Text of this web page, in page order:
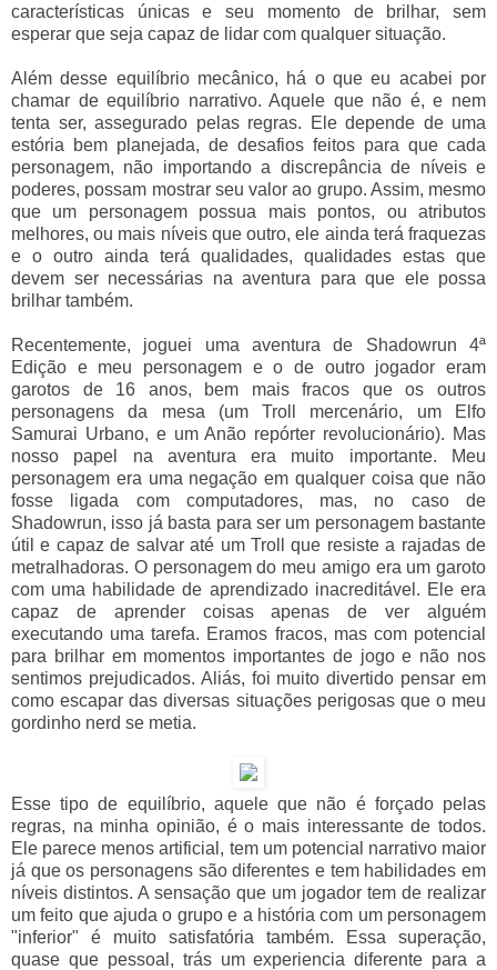
características únicas e seu momento de brilhar, sem
esperar que seja capaz de lidar com qualquer situação.
Além desse equilíbrio mecânico, há o que eu acabei por
chamar de equilíbrio narrativo. Aquele que não é, e nem
tenta ser, assegurado pelas regras. Ele depende de uma
estória bem planejada, de desafios feitos para que cada
personagem, não importando a discrepância de níveis e
poderes, possam mostrar seu valor ao grupo. Assim, mesmo
que um personagem possua mais pontos, ou atributos
melhores, ou mais níveis que outro, ele ainda terá fraquezas
e o outro ainda terá qualidades, qualidades estas que
devem ser necessárias na aventura para que ele possa
brilhar também.
Recentemente, joguei uma aventura de Shadowrun 4ª
Edição e meu personagem e o de outro jogador eram
garotos de 16 anos, bem mais fracos que os outros
personagens da mesa (um Troll mercenário, um Elfo
Samurai Urbano, e um Anão repórter revolucionário). Mas
nosso papel na aventura era muito importante. Meu
personagem era uma negação em qualquer coisa que não
fosse ligada com computadores, mas, no caso de
Shadowrun, isso já basta para ser um personagem bastante
útil e capaz de salvar até um Troll que resiste a rajadas de
metralhadoras. O personagem do meu amigo era um garoto
com uma habilidade de aprendizado inacreditável. Ele era
capaz de aprender coisas apenas de ver alguém
executando uma tarefa. Eramos fracos, mas com potencial
para brilhar em momentos importantes de jogo e não nos
sentimos prejudicados. Aliás, foi muito divertido pensar em
como escapar das diversas situações perigosas que o meu
gordinho nerd se metia.
Esse tipo de equilíbrio, aquele que não é forçado pelas
regras, na minha opinião, é o mais interessante de todos.
Ele parece menos artificial, tem um potencial narrativo maior
já que os personagens são diferentes e tem habilidades em
níveis distintos. A sensação que um jogador tem de realizar
um feito que ajuda o grupo e a história com um personagem
"inferior" é muito satisfatória também. Essa superação,
quase que pessoal, trás um experiencia diferente para a